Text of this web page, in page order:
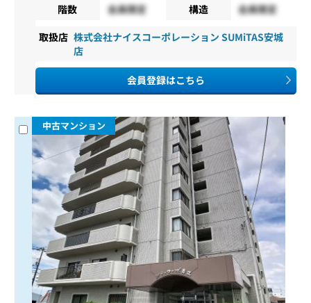
階数
会員限定 構造 会員限定
取扱店 株式会社ナイスコーポレーション SUMiTAS安城
店
会員登録はこちら
中古マンション